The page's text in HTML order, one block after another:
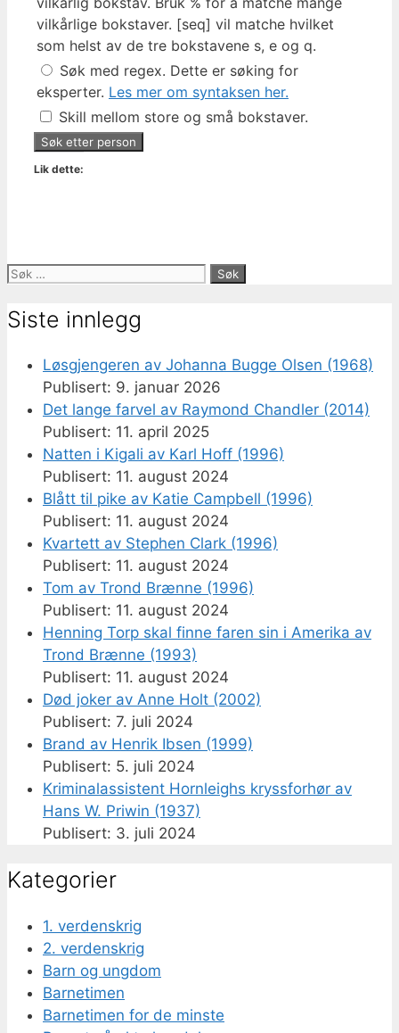
vilkårlige bokstaver. [seq] vil matche hvilket
som helst av de tre bokstavene s, e og q.
Søk med regex. Dette er søking for
eksperter. Les mer om syntaksen her.
Skill mellom store og små bokstaver.
Lik dette:
Søk
Siste innlegg
Løsgjengeren av Johanna Bugge Olsen (1968)
9. januar 2026
Det lange farvel av Raymond Chandler (2014)
11. april 2025
Natten i Kigali av Karl Hoff (1996)
11. august 2024
Blått til pike av Katie Campbell (1996)
11. august 2024
Kvartett av Stephen Clark (1996)
11. august 2024
Tom av Trond Brænne (1996)
11. august 2024
Henning Torp skal finne faren sin i Amerika av
Trond Brænne (1993)
11. august 2024
Død joker av Anne Holt (2002)
7. juli 2024
Brand av Henrik Ibsen (1999)
5. juli 2024
Kriminalassistent Hornleighs kryssforhør av
Hans W. Priwin (1937)
3. juli 2024
Kategorier
1. verdenskrig
2. verdenskrig
Barn og ungdom
Barnetimen
Barnetimen for de minste